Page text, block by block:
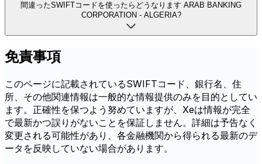
間違ったSWIFTコードを使ったらどうなります ARAB BANKING
CORPORATION - ALGERIA?
免責事項
このページに記載されているSWIFTコード、銀行名、住
所、その他関連情報は一般的な情報提供のみを目的としてい
ます。正確性を保つよう努めていますが、Xeは情報が完全
で最新かつ誤りがないことを保証しません。詳細は予告なく
変更される可能性があり、各金融機関から得られる最新のデ
ータを反映していない場合があります。